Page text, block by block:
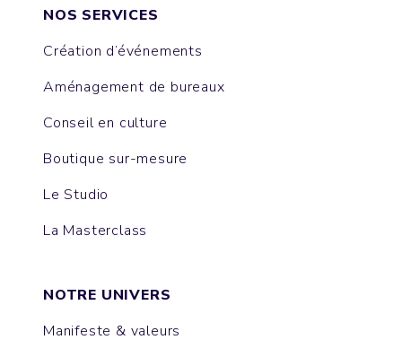
NOS SERVICES
Création d’événements
Aménagement de bureaux
Conseil en culture
Boutique sur-mesure
Le Studio
La Masterclass
NOTRE UNIVERS
Manifeste & valeurs